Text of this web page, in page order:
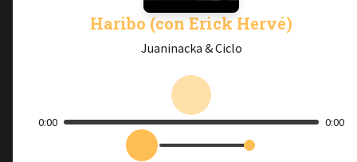
Haribo (con Erick Hervé)
Juaninacka & Ciclo
0:00 0:00